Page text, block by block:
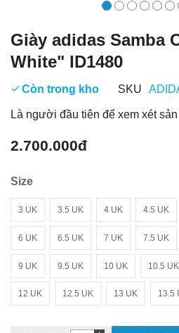
Giày adidas Samba
White" ID1480
Còn trong kho SKU
Là người đầu tiên để xem xét
2.700.000đ
Size
3 UK 3.5 UK 4 UK 4.5 UK
6 UK 6.5 UK 7 UK 7.5 UK
9 UK 9.5 UK 10 UK 10.5 UK
12 UK 12.5 UK 13 UK 13.5